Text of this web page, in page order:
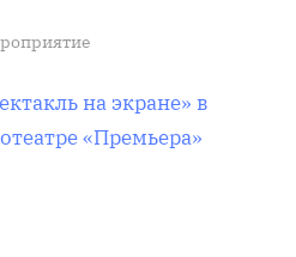
на экране» в
«Премьера»